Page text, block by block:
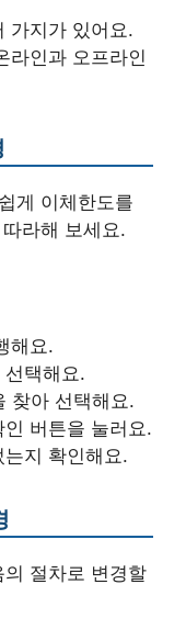
가지가 있어요.
라인과 오프라인
게 이체한도를
라해 보세요.
해요.
택해요.
찾아 선택해요.
버튼을 눌러요.
지 확인해요.
절차로 변경할